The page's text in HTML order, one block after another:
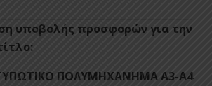
υποβολής προσφορών για την
ΠΟΛΥΜΗΧΑΝΗΜΑ Α3-Α4